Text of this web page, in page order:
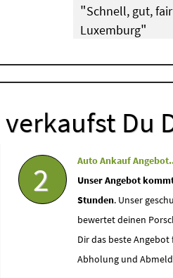
"Schnell, gut,
Luxemburg"
verkaufst Du
2
Auto Ankauf
Unser Angebot
Stunden. Unser
bewertet deinen
Dir das beste
Abholung und